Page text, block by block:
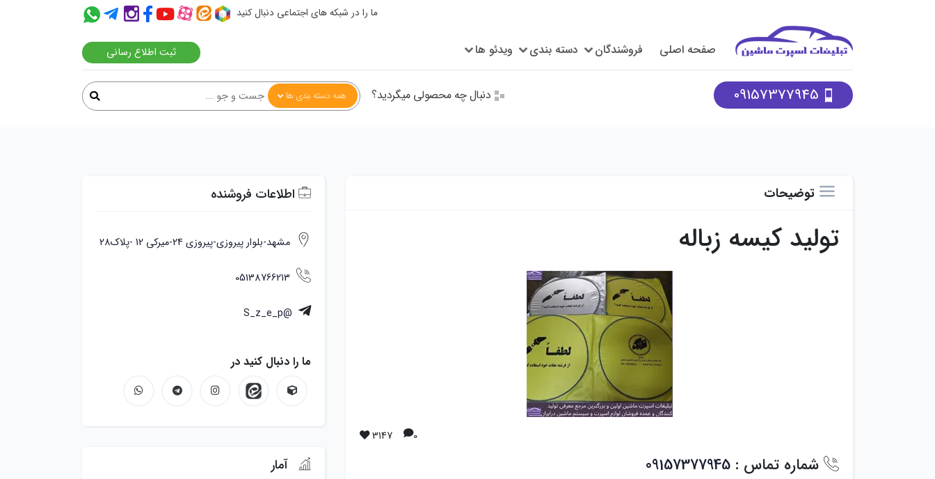
ما را در شبکه های اجتماعی دنبال کنید
صفحه اصلی فروشندگان دسته بندی ویدئو ها ثبت اطلاع رسانی
09157377945 دنبال چه محصولی میگردید؟ همه دسته بندی ها
توضیحات
تولید کیسه زباله
0
3147
شماره تماس :09157377945
اطلاعات فروشنده
مشهد-بلوار پیروزی-پیروزی 24-میرکی 12 -پلاک28
05138766213
@S_z_e_p
ما را دنبال کنید در
آمار